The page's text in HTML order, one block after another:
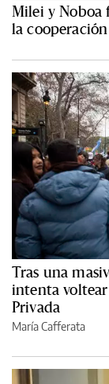
Milei y Noboa
la
Tras una
intenta
Privada
María Cafferata